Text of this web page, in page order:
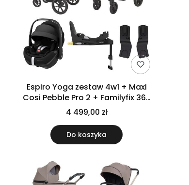
Espiro Yoga zestaw 4w1 + Maxi
Cosi Pebble Pro 2 + Familyfix 360
Pro | 209 Meditation Breze
4 499,00 zł
Do koszyka